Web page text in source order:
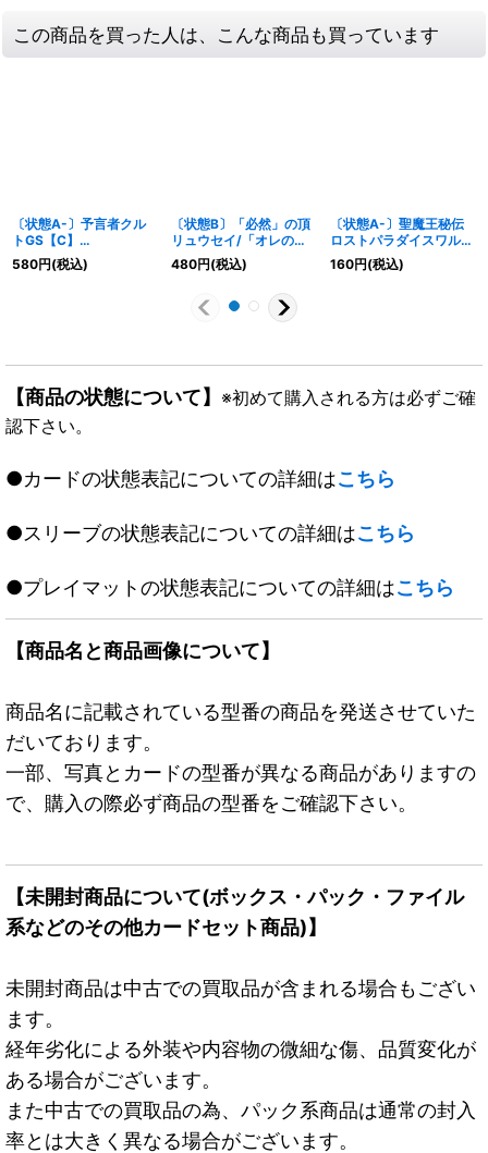
この商品を買った人は、こんな商品も買っています
〔状態A-〕予言者クル
トGS【C】
{RP194B/20}《光》
580円(税込)
〔状態B〕「必然」の頂
リュウセイ/「オレの勝
利だオフコース！」
【SR】
《火》
480円(税込)
〔状態A-〕聖魔王秘伝
ロストパラダイスワルツ
【VR】{RP1810/95}
《多》
160円(税込)
【商品の状態について】 ※初めて購入される方は必ずご確
認下さい。
●カードの状態表記についての詳細はこちら
●スリーブの状態表記についての詳細はこちら
●プレイマットの状態表記についての詳細はこちら
【商品名と商品画像について】
商品名に記載されている型番の商品を発送させていた
だいております。
一部、写真とカードの型番が異なる商品がありますの
で、購入の際必ず商品の型番をご確認下さい。
【未開封商品について(ボックス・パック・ファイル
系などのその他カードセット商品)】
未開封商品は中古での買取品が含まれる場合もござい
ます。
経年劣化による外装や内容物の微細な傷、品質変化が
ある場合がございます。
また中古での買取品の為、パック系商品は通常の封入
率とは大きく異なる場合がございます。